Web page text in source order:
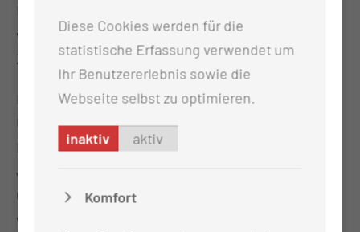
Herzen und wünschen ihnen alles erdenklich Gute,
viel Gesundheit und eine wunderbare gemeinsame
Zeit.“
Im vergangenen Jahr wurden an der Medizinischen
Universität Lausitz – Carl Thiem insgesamt 953
Kinder geboren – darunter 469 Mädchen und 484
Jungen. Die Familien stammen überwiegend aus
Cottbus und der Umgebung. „Wir freuen uns auf
viele weitere Kinder in diesem Jahr“, so Sabine
Diese Cookies werden für die
statistische Erfassung verwendet um
Ihr Benutzererlebnis sowie die
Webseite selbst zu optimieren.
inaktiv aktiv
Komfort